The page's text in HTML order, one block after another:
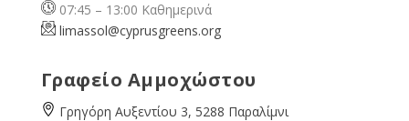
07:45 – 13:00 Καθημερινά
limassol@cyprusgreens.org
Γραφείο Αμμοχώστου
Γρηγόρη Αυξεντίου 3, 5288 Παραλίμνι